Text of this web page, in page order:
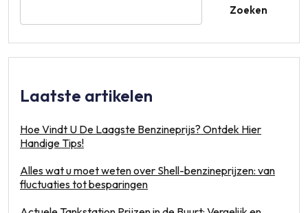
Zoeken
Laatste artikelen
Hoe Vindt U De Laagste Benzineprijs? Ontdek Hier
Handige Tips!
Alles wat u moet weten over Shell-benzineprijzen: van
fluctuaties tot besparingen